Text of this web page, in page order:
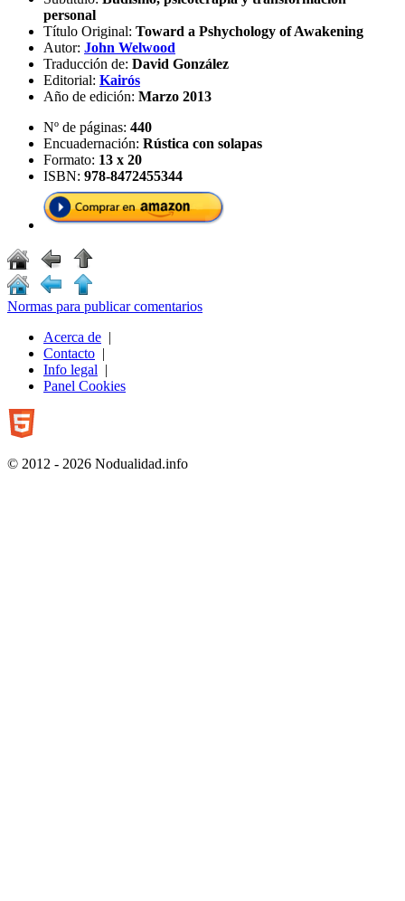
personal
Título Original: Toward a Pshychology of Awakening
Autor: John Welwood
Traducción de: David González
Editorial: Kairós
Año de edición: Marzo 2013
Nº de páginas: 440
Encuadernación: Rústica con solapas
Formato: 13 x 20
ISBN: 978-8472455344
Normas para publicar comentarios
Acerca de |
Contacto |
Info legal |
Panel Cookies
© 2012 - 2026 Nodualidad.info